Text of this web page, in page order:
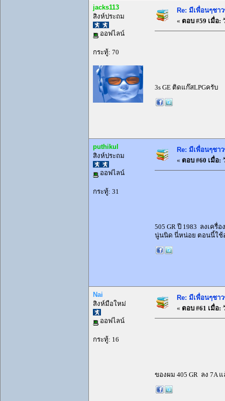
jacks113
สิงห์ประถม
ออฟไลน์
กระทู้: 70
Re: มีเพื่อนๆชา
« ตอบ #59 เมื่อ:
3s GE ติดแก๊สLPGครับ
puthikul
สิงห์ประถม
ออฟไลน์
กระทู้: 31
Re: มีเพื่อนๆชา
« ตอบ #60 เมื่อ:
505 GR ปี 1983 ลงเครื่
นู่นนิด นี่หน่อย ตอนนี้ใช้
Nai
สิงห์มือใหม่
ออฟไลน์
กระทู้: 16
Re: มีเพื่อนๆชา
« ตอบ #61 เมื่อ:
ของผม 405 GR ลง 7A